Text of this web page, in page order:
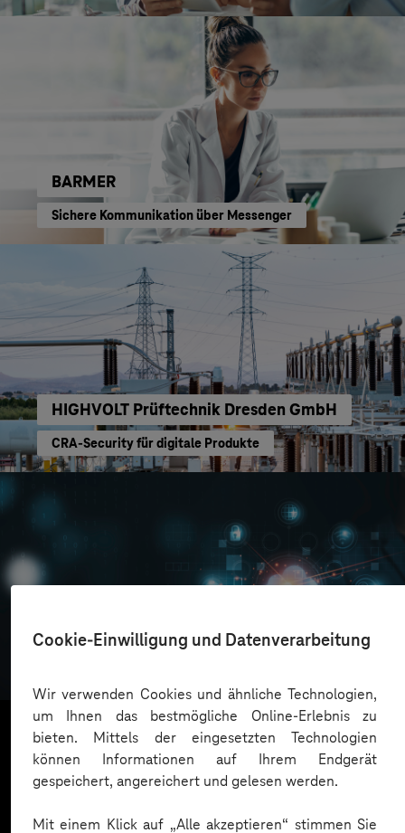
Cookie-Einwilligung und Datenverarbeitung
Wir verwenden Cookies und ähnliche Technologien,
um Ihnen das bestmögliche Online-Erlebnis zu
bieten. Mittels der eingesetzten Technologien
können Informationen auf Ihrem Endgerät
gespeichert, angereichert und gelesen werden.
Mit einem Klick auf „Alle akzeptieren“ stimmen Sie
BARMER
Sichere Kommunikation über Messenger
HIGHVOLT Prüftechnik Dresden GmbH
CRA-Security für digitale Produkte
Oskar Frech
Mehr laden